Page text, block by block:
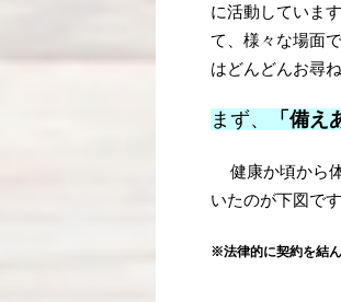
に活動していま
て、様々な場面
はどんどんお尋
まず、 「
健康か頃から
いたのが下図です
※法律的に契約を結